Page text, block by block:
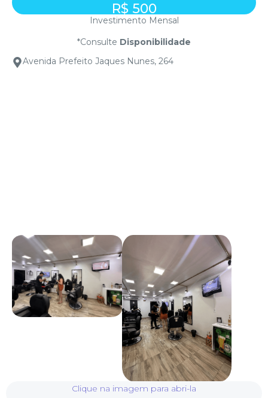
R$ 500
Investimento Mensal
*Consulte Disponibilidade
Avenida Prefeito Jaques Nunes, 264
Clique na imagem para abri-la